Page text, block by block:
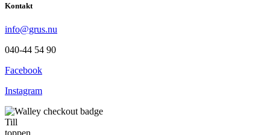
Kontakt
info@grus.nu
040-44 54 90
Facebook
Instagram
Till
toppen